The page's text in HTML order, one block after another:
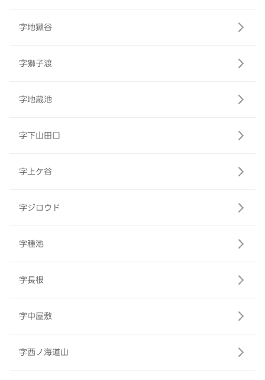
字地獄谷
字獅子渡
字地蔵池
字下山田口
字上ケ谷
字ジロウド
字種池
字長根
字中屋敷
字西ノ海道山